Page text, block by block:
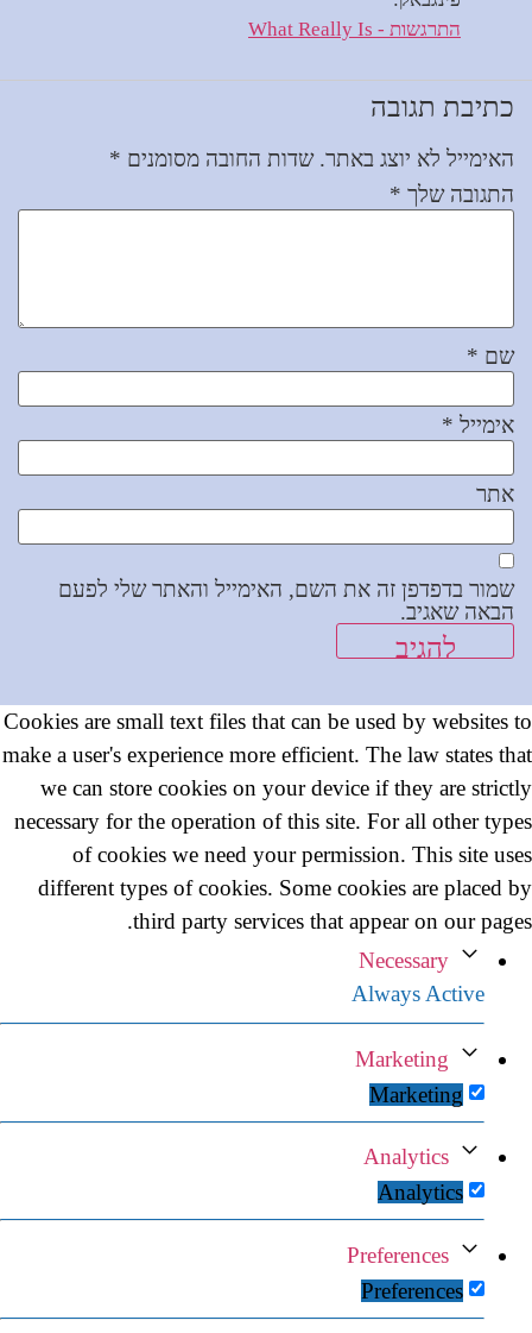
התרגשות - What Really Is
כתיבת תגובה
האימייל לא יוצג באתר. שדות החובה מסומנים *
התגובה שלך *
שם *
אימייל *
אתר
שמור בדפדפן זה את השם, האימייל והאתר שלי לפעם
הבאה שאגיב.
Cookies are small text files that can be used by websites to
make a user's experience more efficient. The law states that
we can store cookies on your device if they are strictly
necessary for the operation of this site. For all other types
of cookies we need your permission. This site uses
different types of cookies. Some cookies are placed by
third party services that appear on our pages.
Necessary
Always Active
Marketing
Marketing
Analytics
Analytics
Preferences
Preferences